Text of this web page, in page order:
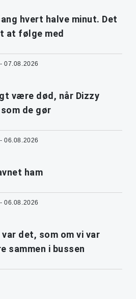
hvert halve minut. Det
at følge med
07.08.2026
være død, når Dizzy
de gør
06.08.2026
ham
06.08.2026
det, som om vi var
i bussen